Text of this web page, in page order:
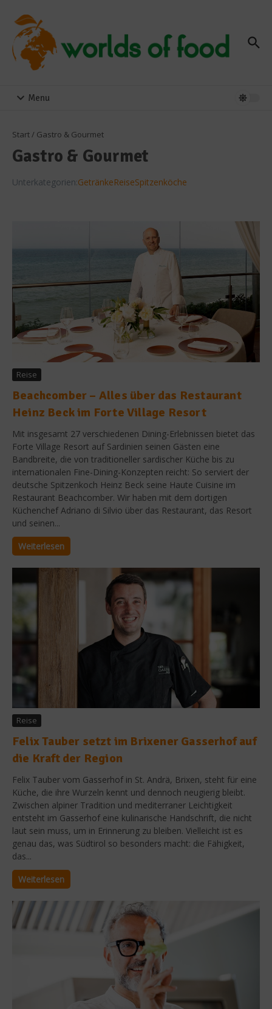
Menu
Start/ Gastro & Gourmet
Gastro & Gourmet
Unterkategorien:GetränkeReiseSpitzenköche
Reise
Beachcomber – Alles über das Restaurant
Heinz Beck im Forte Village Resort
Mit insgesamt 27 verschiedenen Dining-Erlebnissen bietet das
Forte Village Resort auf Sardinien seinen Gästen eine
Bandbreite, die von traditioneller sardischer Küche bis zu
internationalen Fine-Dining-Konzepten reicht: So serviert der
deutsche Spitzenkoch Heinz Beck seine Haute Cuisine im
Restaurant Beachcomber. Wir haben mit dem dortigen
Küchenchef Adriano di Silvio über das Restaurant, das Resort
und seinen...
Weiterlesen
Reise
Felix Tauber setzt im Brixener Gasserhof auf
die Kraft der Region
Felix Tauber vom Gasserhof in St. Andrä, Brixen, steht für eine
Küche, die ihre Wurzeln kennt und dennoch neugierig bleibt.
Zwischen alpiner Tradition und mediterraner Leichtigkeit
entsteht im Gasserhof eine kulinarische Handschrift, die nicht
laut sein muss, um in Erinnerung zu bleiben. Vielleicht ist es
genau das, was Südtirol so besonders macht: die Fähigkeit,
das...
Weiterlesen